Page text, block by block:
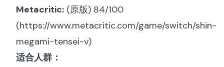
Metacritic: (原版) 84/100
(https://www.metacritic.com/game/switch/shin-
megami-tensei-v)
适合人群：